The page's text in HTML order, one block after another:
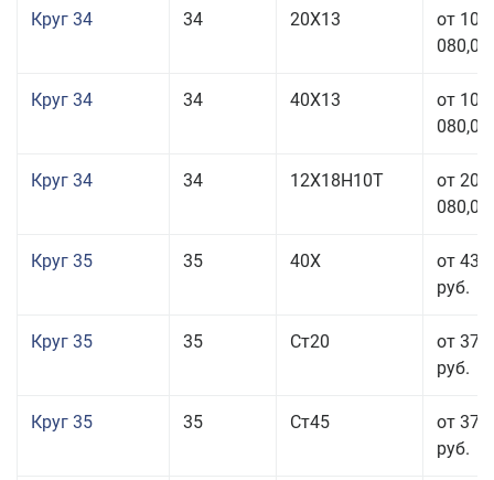
Круг 34 34 20Х13
от 101
080,00
Круг 34 34 40Х13
от 101
080,00
Круг 34 34 12Х18Н10Т
от 208
080,00
Круг 35 35 40Х
от 43
руб.
Круг 35 35 Ст20
от 37
руб.
Круг 35 35 Ст45
от 37
руб.